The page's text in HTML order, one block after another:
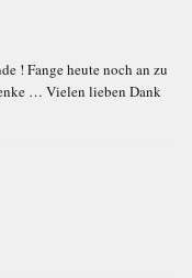
! Fange heute noch an zu
… Vielen lieben Dank